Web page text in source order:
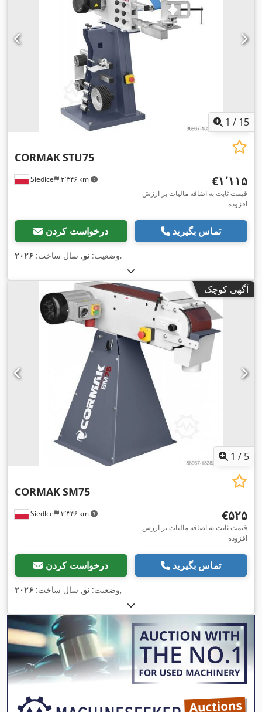
1 / 15
Siedlce ۳٬۳۴۶ km
CORMAKSTU75
‎€۱٬۱۱۵
قیمت ثابت به اضافه مالیات بر ارزش
افزوده
درخواست کردن تماس بگیرید
وضعیت: نو, سال ساخت: ۲۰۲۶ ,
آگهی کوچک
1 / 5
Siedlce ۳٬۳۴۶ km
CORMAKSM75
‎€۵۲۵
قیمت ثابت به اضافه مالیات بر ارزش
افزوده
درخواست کردن تماس بگیرید
وضعیت: نو, سال ساخت: ۲۰۲۶ ,